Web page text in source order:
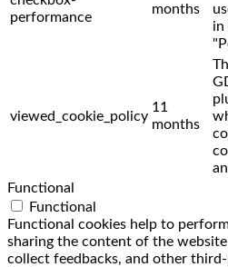
performance
months
in
viewed_cookie_policy
11
months
Functional
Functional
Functional cookies help to
sharing the content of the
collect feedbacks, and other